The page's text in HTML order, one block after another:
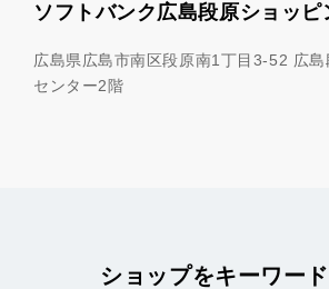
ソフトバンク広島段原ショッ
広島県広島市南区段原南1丁目3-52 広
センター2階
ショップをキーワー